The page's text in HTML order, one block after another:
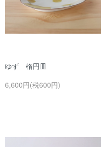
ゆず 楕円皿
6,600円(税600円)